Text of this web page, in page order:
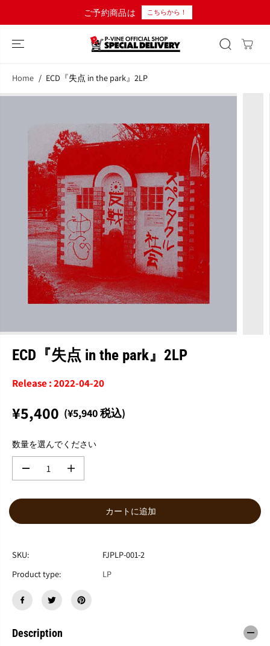
ご予約商品は こちらから！
Home ECD『失点 in the park』2LP
ECD『失点 in the park』2LP
Release : 2022-04-20
通
価
格
¥5,400 (¥5,940 税込)
数量を選んでください
C
『
点
i
t
数
点
カートに追加
SKU:
FJPLP-001-2
Product type:
LP
Description